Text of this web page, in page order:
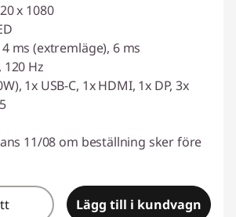
x 1080
4 ms (extremläge), 6 ms
Hz
1x USB-C, 1x HDMI, 1x DP, 3x
11/08 om beställning sker före
Lägg till i kundvagn